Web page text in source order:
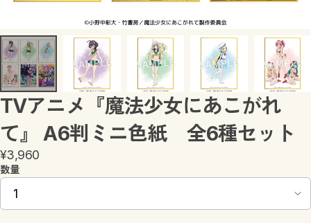
TVアニメ『魔法少女にあこがれ
て』 A6判ミニ色紙 全6種セット
¥3,960
数量